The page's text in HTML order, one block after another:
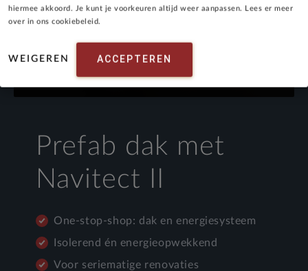
hiermee akkoord. Je kunt je voorkeuren altijd weer aanpassen. Lees er meer
over in ons cookiebeleid.
WEIGEREN ACCEPTEREN
Prefab dak met
Navitect II
One-stop-shop: dak en energiesysteem
Isolerend én energieopwekkend
Voor seriematige renovaties